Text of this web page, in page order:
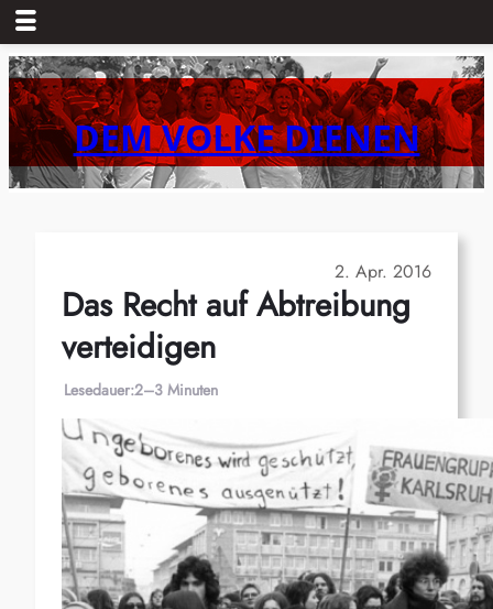
Zum
Inhalt
springenDEM VOLKE DIENEN
2. Apr. 2016
Das Recht auf Abtreibung
verteidigen
Lesedauer:2–3 Minuten